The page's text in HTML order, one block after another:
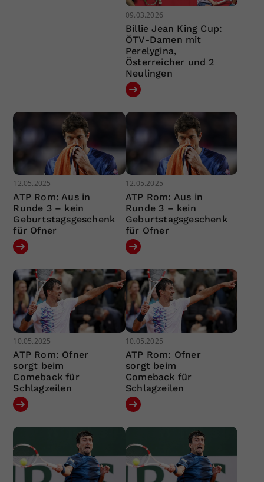
09.03.2026
Billie Jean King Cup:
ÖTV-Damen mit
Perelygina,
Österreicher und 2
Neulingen
12.05.2025
ATP Rom: Aus in
Runde 3 – kein
Geburtstagsgeschenk
für Ofner
12.05.2025
ATP Rom: Aus in
Runde 3 – kein
Geburtstagsgeschenk
für Ofner
10.05.2025
ATP Rom: Ofner
sorgt beim
Comeback für
Schlagzeilen
10.05.2025
ATP Rom: Ofner
sorgt beim
Comeback für
Schlagzeilen